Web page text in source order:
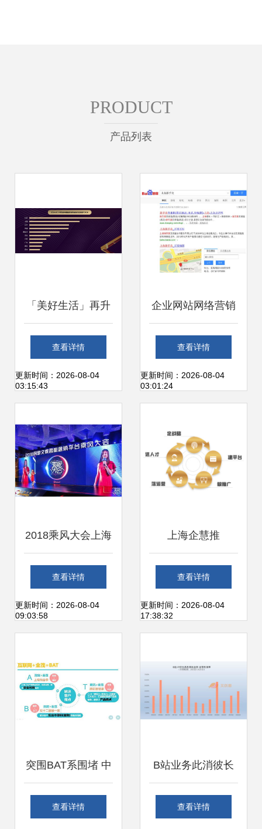
PRODUCT
产品列表
「美好生活」再升
级 2018互联网+中
国品牌发展报告解
能
查看详情
更新时间：2026-08-04
03:15:43
企业网站网络营销
需警惕对手“网络黑
手”攻击，上海添力
查看详情
更新时间：2026-08-04
03:01:24
2018乘风大会上海
峰会 开启中小企业
移动营销新篇章
查看详情
更新时间：2026-08-04
09:03:58
上海企慧推
查看详情
更新时间：2026-08-04
17:38:32
突围BAT系围堵 中
国金茂的数字化营
查看详情
B站业务此消彼长
上海互联网销售如
查看详情